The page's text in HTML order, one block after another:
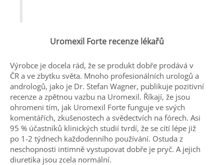
Uromexil Forte recenze lékařů
Výrobce je docela rád, že se produkt dobře prodává v
ČR a ve zbytku světa. Mnoho profesionálních urologů a
andrologů, jako je Dr. Stefan Wagner, publikuje pozitivní
recenze a zpětnou vazbu na Uromexil. Říkají, že jsou
ohromeni tím, jak Uromexil Forte funguje ve svých
komentářích, zkušenostech a svědectvích na fórech. Asi
95 % účastníků klinických studií tvrdí, že se cítí lépe již
po 1-2 týdnech každodenního používání. Ostuda z
neschopnosti intimně vystupovat dobře je pryč. A jejich
diuretika jsou zcela normální.